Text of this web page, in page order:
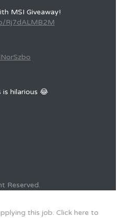
MSI Giveaway!
Rj7dALMB2M
is hilarious 😂
Reserved.
this job. Click here to